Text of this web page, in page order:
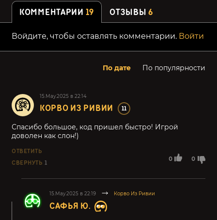
КОММЕНТАРИИ 19 ОТЗЫВЫ6
Войдите, чтобы оставлять комментарии. Войти
По дате По популярности
15.May.2025 в 22:14
КОРВО ИЗ РИВИИ 11
0 0
Спасибо большое, код пришел быстро! Игрой
доволен как слон!)
ОТВЕТИТЬ
СВЕРНУТЬ 1
15.May.2025 в 22:19 Корво Из Ривии
САФЬЯ Ю.